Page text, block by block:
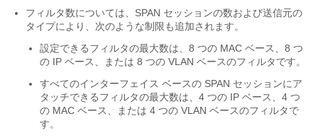
フィルタ数については、SPAN セッションの数および送信元の
タイプにより、次のような制限も追加されます。
設定できるフィルタの最大数は、8 つの MAC ベース、8 つ
の IP ベース、または 8 つの VLAN ベースのフィルタです。
すべてのインターフェイス ベースの SPAN セッションにア
タッチできるフィルタの最大数は、4 つの IP ベース、4 つ
の MAC ベース、または 4 つの VLAN ベースのフィルタで
す。